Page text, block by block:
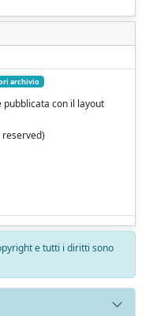
archivio
con il layout
e tutti i diritti sono